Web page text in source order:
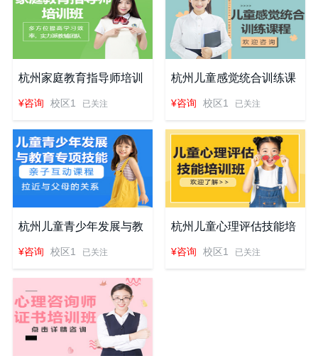
杭州家庭教育指导师培训
班
¥咨询 校区1 已关注
杭州儿童感觉统合训练课
程
¥咨询 校区1 已关注
杭州儿童青少年发展与教
育专项技能课程
¥咨询 校区1 已关注
杭州儿童心理评估技能培
训班
¥咨询 校区1 已关注